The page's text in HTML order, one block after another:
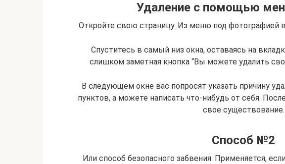
Удаление с помощью
Откройте свою страницу. Из меню под фотографией
Спуститесь в самый низ окна, оставаясь на
слишком заметная кнопка “Вы можете удалить
В следующем окне вас попросят указать причину
пунктов, а можете написать что-нибудь от себя.
свое существование.
Способ №2
Или способ безопасного забвения. Применяется,